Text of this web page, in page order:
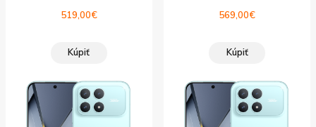
519,00€
Kúpiť
569,00€
Kúpiť